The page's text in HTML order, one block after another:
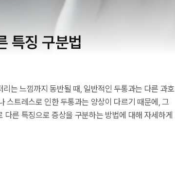
특징 구분법
는 느낌까지 동반될 때, 일반적인 두통과는 다른 과호
스트레스로 인한 두통과는 양상이 다르기 때문에, 그
른 특징으로 증상을 구분하는 방법에 대해 자세하게